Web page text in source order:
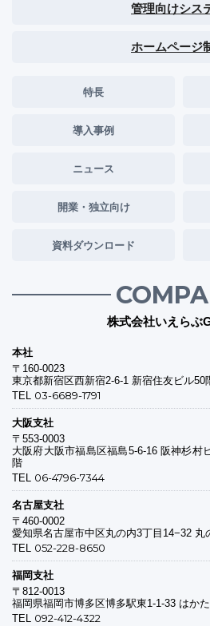
管理向けシス
ホームページ
特長
導入事例
ニュース
開業・独立向け
資料ダウンロード
株式会社いえらぶ
本社
〒160-0023
東京都新宿区西新宿2-6-1 新宿住友ビル50
TEL 03-6689-1791
大阪支社
〒553-0003
大阪府大阪市福島区福島5-6-16 阪神杉村
階
TEL 06-4796-7344
名古屋支社
〒460-0002
愛知県名古屋市中区丸の内3丁目14−32 丸
TEL 052-228-8650
福岡支社
〒812-0013
福岡県福岡市博多区博多駅東1-1-33 はか
TEL 092-412-4322